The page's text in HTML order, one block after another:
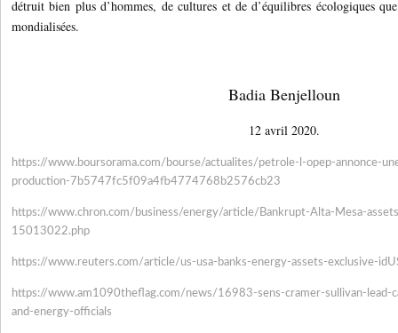
détruit bien plus d’hommes, de cultures et de d’équilibres écologiques
mondialisées.
Badia Benjelloun
12 avril 2020.
https://www.boursorama.com/ bourse/actualites/petrole-l-opep-annonce-
production- 7b5747fc5f09a4fb4774768b2576cb23
https://www.chron.com/ business/energy/article/ Bankrupt-Alta-Mesa-
15013022.php
https://www.reuters.com/article/us-usa-banks-energy-assets-exclusive-
https://www.am1090theflag.com/news/16983-sens-cramer-sullivan-lead-
and-energy-officials